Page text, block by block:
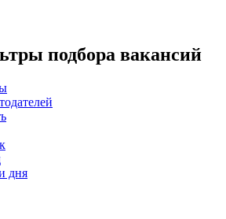
подбора вакансий
дня